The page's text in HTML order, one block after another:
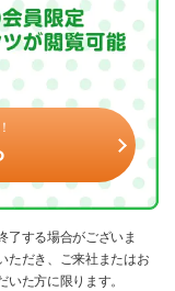
する場合がございま
ただき、ご来社またはお
た方に限ります。